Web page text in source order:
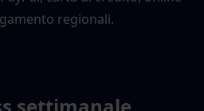
regionali.